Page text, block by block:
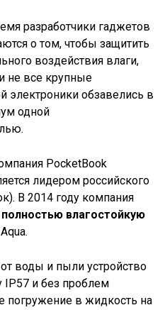
разработчики гаджетов
о том, чтобы защитить
воздействия влаги,
не все крупные
электроники обзавелись в
одной
PocketBook
лидером российского
В 2014 году компания
влагостойкую
воды и пыли устройство
IP57 и без проблем
погружение в жидкость на